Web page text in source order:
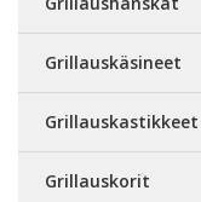
Grillauskäsineet
Grillauskastikkeet
Grillauskorit